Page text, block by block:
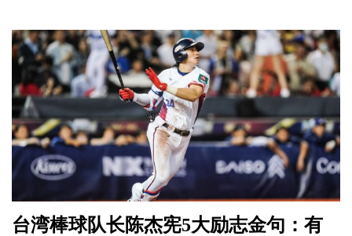
台湾棒球队长陈杰宪5大励志金句：有